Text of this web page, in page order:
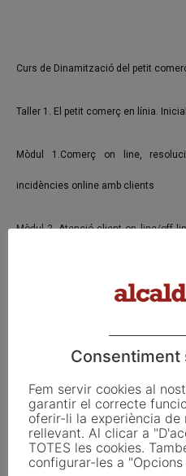
Curs de Dinamització del petit
Taller 1. El petit comerç en línia.
Mòdul 1.Comerç on line,
incidències online amb clients
Mòdul 2. Atenció client on line/off
Curs d’Introducció a les eines
producció musical
Taller 1. Rekordbox (50 hores).
Mòdul 1. Instal·lació i configuració
Consentiment
Fem servir cookies al
garantir el correcte
oferir-li la experiència de
rellevant. Al clicar a
TOTES les cookies.
configurar-les a